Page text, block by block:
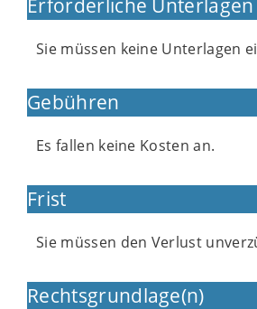
Erforderliche Unterlagen
Sie müssen keine Unterlagen
Gebühren
Es fallen keine Kosten an.
Frist
Sie müssen den Verlust
Rechtsgrundlage(n)